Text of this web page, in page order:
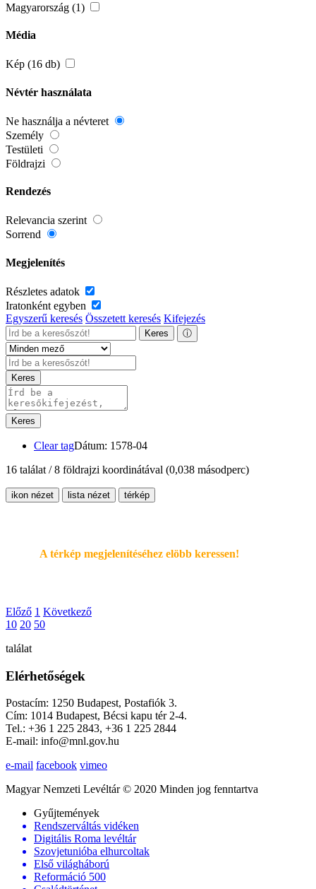
Magyarország (1)
Média
Kép (16 db)
Névtér használata
Ne használja a névteret
Személy
Testületi
Földrajzi
Rendezés
Relevancia szerint
Sorrend
Megjelenítés
Részletes adatok
Iratonként egyben
Egyszerű keresés Összetett keresés Kifejezés
Keres ⓘ
Keres
Keres
Clear tagDátum: 1578-04
16 találat / 8 földrajzi koordinátával (0,038 másodperc)
ikon nézet lista nézet térkép
A térkép megjelenítéséhez elöbb keressen!
Előző 1 Következő
10 20 50
találat
Elérhetőségek
Postacím: 1250 Budapest, Postafiók 3.
Cím: 1014 Budapest, Bécsi kapu tér 2-4.
Tel.: +36 1 225 2843, +36 1 225 2844
E-mail: info@mnl.gov.hu
e-mail facebook vimeo
Magyar Nemzeti Levéltár © 2020 Minden jog fenntartva
Gyűjtemények
Rendszerváltás vidéken
Digitális Roma levéltár
Szovjetunióba elhurcoltak
Első világháború
Reformáció 500